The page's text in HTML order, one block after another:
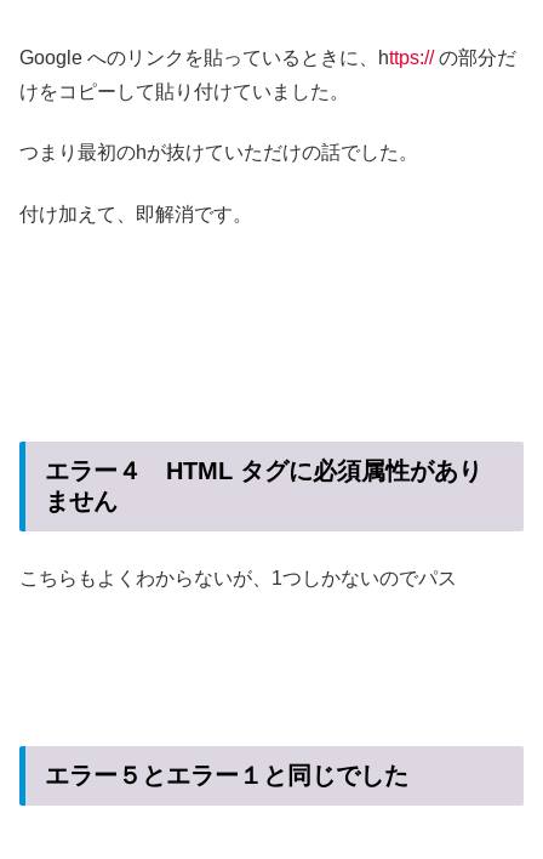
Google へのリンクを貼っているときに、https://の部分だ
けをコピーして貼り付けていました。
つまり最初のhが抜けていただけの話でした。
付け加えて、即解消です。
エラー４ HTML タグに必須属性があり
ません
こちらもよくわからないが、1つしかないのでパス
エラー５とエラー１と同じでした